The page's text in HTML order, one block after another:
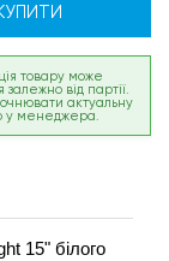
товару може
залежно від партії.
актуальну
у менеджера.
15" білого